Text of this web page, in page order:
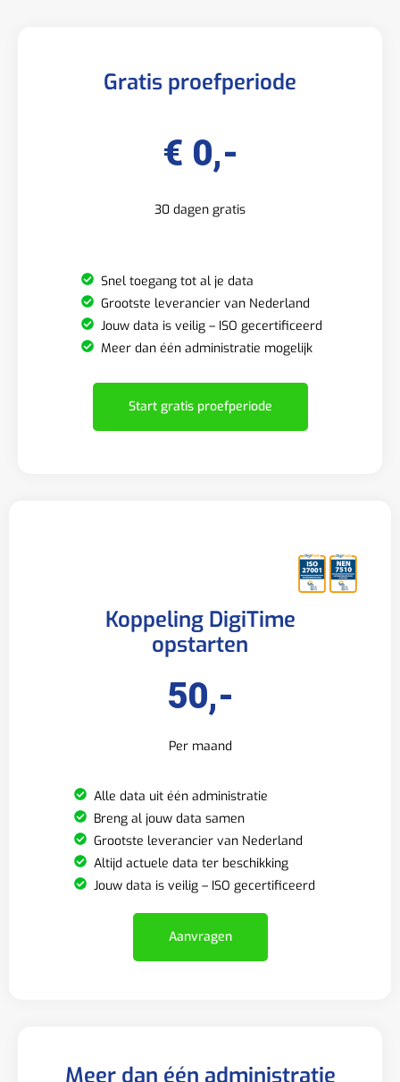
Gratis proefperiode
€ 0,-
30 dagen gratis
Snel toegang tot al je data
Grootste leverancier van Nederland
Jouw data is veilig – ISO gecertificeerd
Meer dan één administratie mogelijk
Start gratis proefperiode
Koppeling DigiTime
opstarten
50,-
Per maand
Alle data uit één administratie
Breng al jouw data samen
Grootste leverancier van Nederland
Altijd actuele data ter beschikking
Jouw data is veilig – ISO gecertificeerd
Aanvragen
Meer dan één administratie